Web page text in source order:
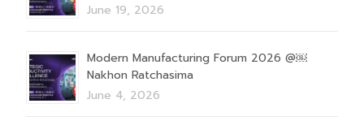
June 19, 2026
Modern Manufacturing Forum 2026 @￼
Nakhon Ratchasima
June 4, 2026